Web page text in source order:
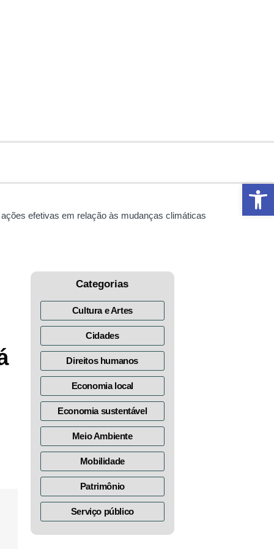
efetivas em relação às mudanças climáticas
Categorias
Cultura e Artes
Cidades
Direitos humanos
Economia local
Economia sustentável
Meio Ambiente
Mobilidade
Patrimônio
Serviço público
Abrir